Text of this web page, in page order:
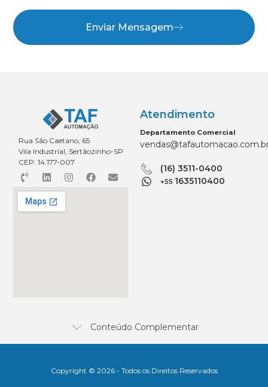
Enviar Mensagem
Rua São Caetano, 65
Vila Industrial, Sertãozinho-SP
CEP: 14.177-007
Atendimento
Departamento Comercial
(16) 3511-0400
+55 1635110400
Conteúdo Complementar
Copyright © 2026 - Todos os Direitos Reservados